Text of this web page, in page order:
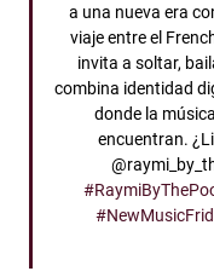
a una nueva era
viaje entre el
invita a soltar,
combina identidad
donde la
encuentran.